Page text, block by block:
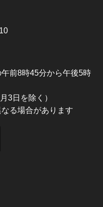
前8時45分から午後5時
3日を除く）
る場合があります